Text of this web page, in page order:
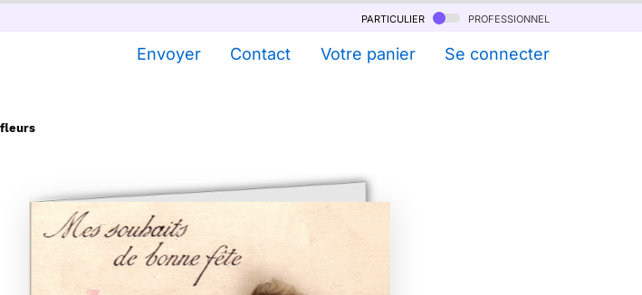
particulier professionnel
Envoyer Contact Votre panier Se connecter